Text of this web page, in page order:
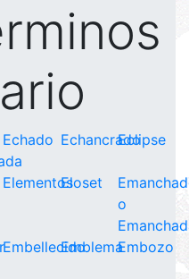
Echado EchancradoEclipse
ElementosEloset
o
EmbellecidoEmblemaEmbozo